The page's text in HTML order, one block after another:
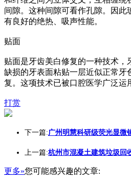
间隙。这种间隙可看作孔隙。因此
有良好的绝热、吸声性能。
贴面
贴面是牙齿美白修复的一种技术，
缺损的牙表面粘贴一层近似正常牙
复。这项技术已被口腔医学广泛运
打赏
下一篇:广州明慧科研级荧光显微
上一篇:杭州市混凝土建筑垃圾回
更多»您可能感兴趣的文章: